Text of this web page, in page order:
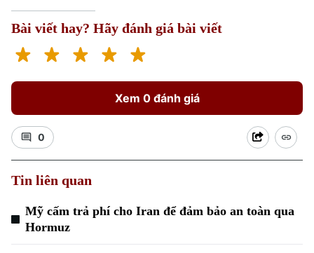
Bài viết hay? Hãy đánh giá bài viết
Xem 0 đánh giá
0
Tin liên quan
Mỹ cấm trả phí cho Iran để đảm bảo an toàn qua
Hormuz